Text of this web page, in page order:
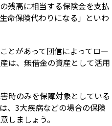
残高に相当する保険金を支払
命保険代わりになる」といわ
とがあって団信によってロー
は、無借金の資産として活用
時のみを保障対象としている
、3大疾病などの場合の保険
しましょう。